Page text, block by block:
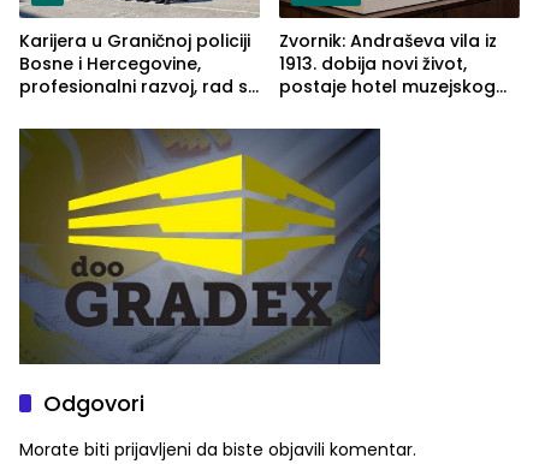
Karijera u Graničnoj policiji
Bosne i Hercegovine,
profesionalni razvoj, rad sa
služba građanima
Zvornik: Andraševa vila iz
1913. dobija novi život,
postaje hotel muzejskog
Odgovori
Morate biti prijavljeni da biste objavili komentar.